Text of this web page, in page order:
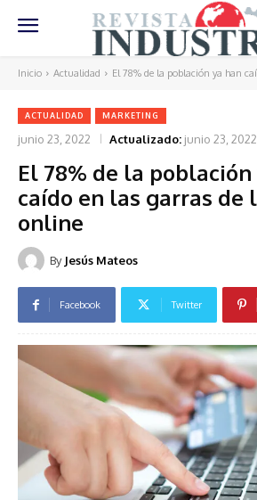
Inicio Actualidad El 78% de la población ya han
ACTUALIDAD MARKETING
junio 23, 2022 Actualizado: junio 23, 2022
El 78% de la población
caído en las garras de
online
By Jesús Mateos
Facebook Twitter